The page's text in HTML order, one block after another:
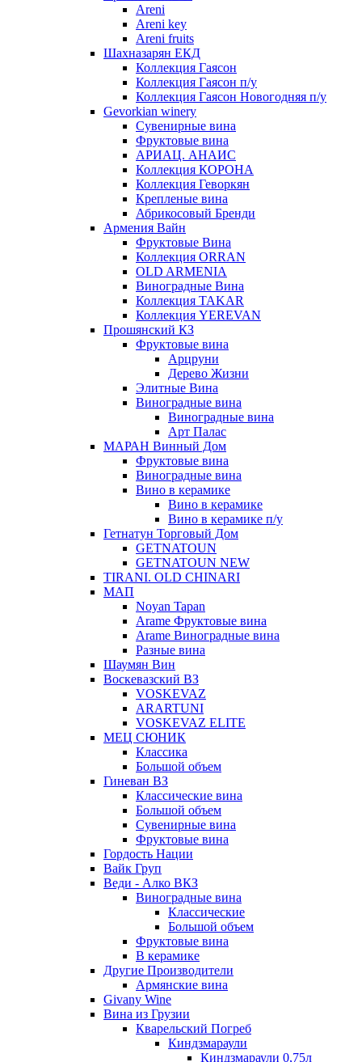
Areni
Areni key
Areni fruits
Шахназарян ЕКД
Коллекция Гаясон
Коллекция Гаясон п/у
Коллекция Гаясон Новогодняя п/у
Gevorkian winery
Сувенирные вина
Фруктовые вина
АРИАЦ. АНАИС
Коллекция КОРОНА
Коллекция Геворкян
Крепленые вина
Абрикосовый Бренди
Армения Вайн
Фруктовые Вина
Коллекция ORRAN
OLD ARMENIA
Виноградные Вина
Коллекция TAKAR
Коллекция YEREVAN
Прошянский КЗ
Фруктовые вина
Арцруни
Дерево Жизни
Элитные Вина
Виноградные вина
Виноградные вина
Арт Палас
МАРАН Винный Дом
Фруктовые вина
Виноградные вина
Вино в керамике
Вино в керамике
Вино в керамике п/у
Гетнатун Торговый Дом
GETNATOUN
GETNATOUN NEW
TIRANI. OLD CHINARI
МАП
Noyan Tapan
Arame Фруктовые вина
Arame Виноградные вина
Разные вина
Шаумян Вин
Воскевазский ВЗ
VOSKEVAZ
ARARTUNI
VOSKEVAZ ELITE
МЕЦ СЮНИК
Классика
Большой объем
Гиневан ВЗ
Классические вина
Большой объем
Сувенирные вина
Фруктовые вина
Гордость Нации
Вайк Груп
Веди - Алко ВКЗ
Виноградные вина
Классические
Большой объем
Фруктовые вина
В керамике
Другие Производители
Армянские вина
Givany Wine
Вина из Грузии
Кварельский Погреб
Киндзмараули
Киндзмараули 0,75л